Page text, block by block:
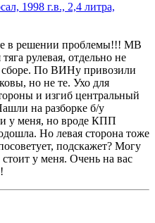
1998 г.в., 2,4 литра,
в решении проблемы!!! MB
рулевая, отдельно не
сборе. По ВИНу привозили
но не те. Ухо для
и изгиб центральный
на разборке б/у
и у меня, но вроде КПП
Но левая сторона тоже
подскажет? Могу
у меня. Очень на вас